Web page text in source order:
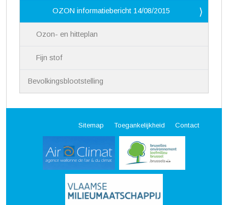
OZON informatiebericht 14/08/2015
Ozon- en hitteplan
Fijn stof
Bevolkingsblootstelling
Sitemap Toegankelijkheid Contact